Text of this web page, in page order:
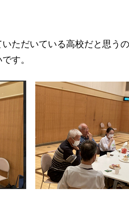
ただいている高校だと思う
す。